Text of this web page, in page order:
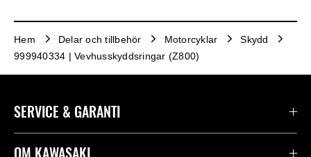
Hem Delar och tillbehör Motorcyklar
Skydd
999940334 | Vevhusskyddsringar (Z800)
SERVICE & GARANTI
Kontakta oss